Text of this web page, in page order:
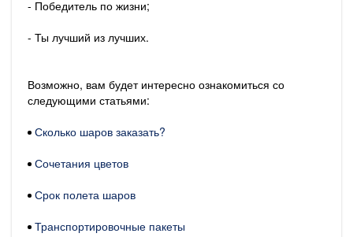
- Победитель по жизни;
- Ты лучший из лучших.
Возможно, вам будет интересно ознакомиться со
следующими статьями:
Сколько шаров заказать?
Сочетания цветов
Срок полета шаров
Транспортировочные пакеты